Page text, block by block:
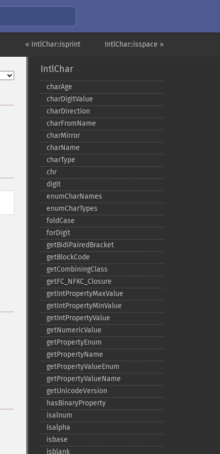
IntlChar::isspace »
« IntlChar::isprint
IntlChar
charAge
charDigitValue
charDirection
charFromName
charMirror
charName
charType
chr
digit
enumCharNames
enumCharTypes
foldCase
forDigit
getBidiPairedBracket
getBlockCode
getCombiningClass
getFC_​NFKC_​Closure
getIntPropertyMaxValue
getIntPropertyMinValue
getIntPropertyValue
getNumericValue
getPropertyEnum
getPropertyName
getPropertyValueEnum
getPropertyValueName
getUnicodeVersion
hasBinaryProperty
isalnum
isalpha
isbase
isblank